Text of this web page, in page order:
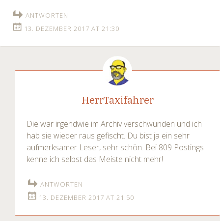
ANTWORTEN
13. DEZEMBER 2017 AT 21:30
HerrTaxifahrer
Die war irgendwie im Archiv verschwunden und ich
hab sie wieder raus gefischt. Du bist ja ein sehr
aufmerksamer Leser, sehr schön. Bei 809 Postings
kenne ich selbst das Meiste nicht mehr!
ANTWORTEN
13. DEZEMBER 2017 AT 21:50